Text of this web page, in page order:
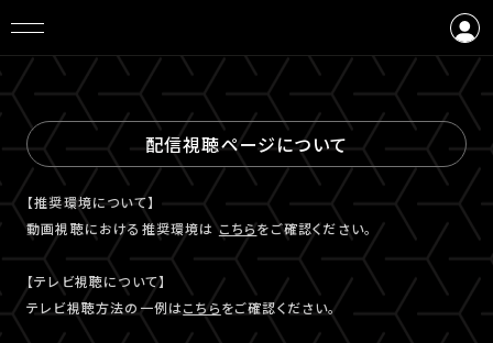
会員登録
配信視聴ページについて
【推奨環境について】
動画視聴における推奨環境はこちらをご確認ください。
【テレビ視聴について】
テレビ視聴⽅法の⼀例はこちらをご確認ください。